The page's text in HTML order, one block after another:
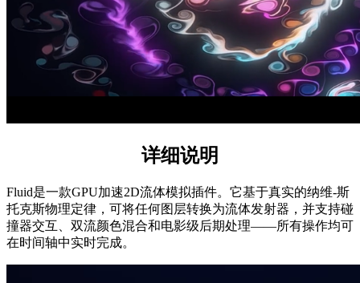
详细说明
Fluid是一款GPU加速2D流体模拟插件。它基于真实的纳维-斯
托克斯物理定律，可将任何图层转换为流体发射器，并支持碰
撞器交互、双流颜色混合和电影级后期处理——所有操作均可
在时间轴中实时完成。